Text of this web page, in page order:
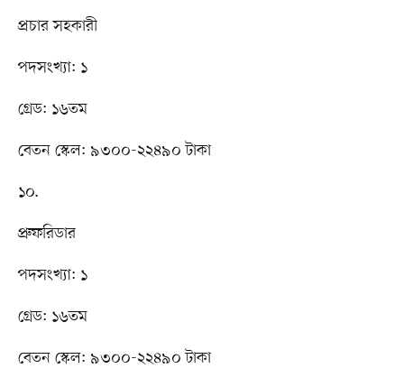
প্রচার সহকারী
পদসংখ্যা: ১
গ্রেড: ১৬তম
বেতন স্কেল: ৯৩০০-২২৪৯০ টাকা
১০.
প্রুফরিডার
পদসংখ্যা: ১
গ্রেড: ১৬তম
বেতন স্কেল: ৯৩০০-২২৪৯০ টাকা